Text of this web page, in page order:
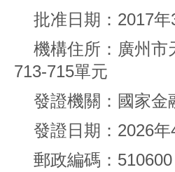
批准日期：2017年
機構住所：廣州市
713-715單元
發證機關：國家金
發證日期：2026年
郵政編碼：510600